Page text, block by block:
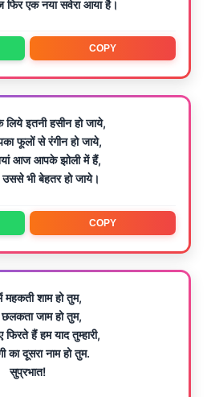
एक नया सवेरा आया है।
COPY
इतनी हसीन हो जाये,
फूलों से रंगीन हो जाये,
आज आपके झोली में हैं,
भी बेहतर हो जाये।
COPY
महकती शाम हो तुम,
छलकता जाम हो तुम,
फिरते हैं हम याद तुम्हारी,
का दूसरा नाम हो तुम.
सुप्रभात!